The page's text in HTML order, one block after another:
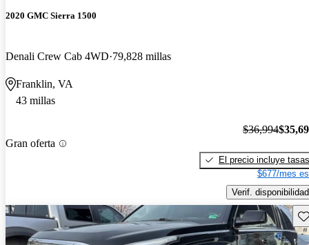
2020 GMC Sierra 1500
Denali Crew Cab 4WD 79,828 millas
Franklin, VA
43 millas
Gran oferta
$36,994
El precio incluye tasas
$677/mes
Verif. disponibilidad